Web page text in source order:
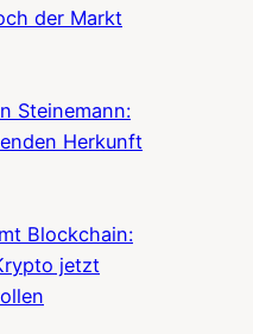
der Markt
Steinemann:
Herkunft
Blockchain:
jetzt